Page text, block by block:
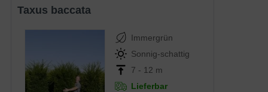
Taxus baccata
Immergrün
Sonnig-schattig
7 - 12 m
Lieferbar